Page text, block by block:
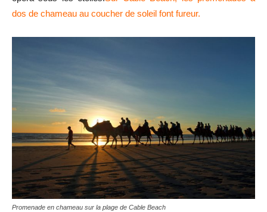
dos de chameau au coucher de soleil font fureur.
Promenade en chameau sur la plage de Cable Beach